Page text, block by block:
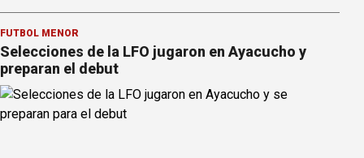
FÚTBOL MENOR
Selecciones de la LFO jugaron en Ayacucho y
preparan el debut